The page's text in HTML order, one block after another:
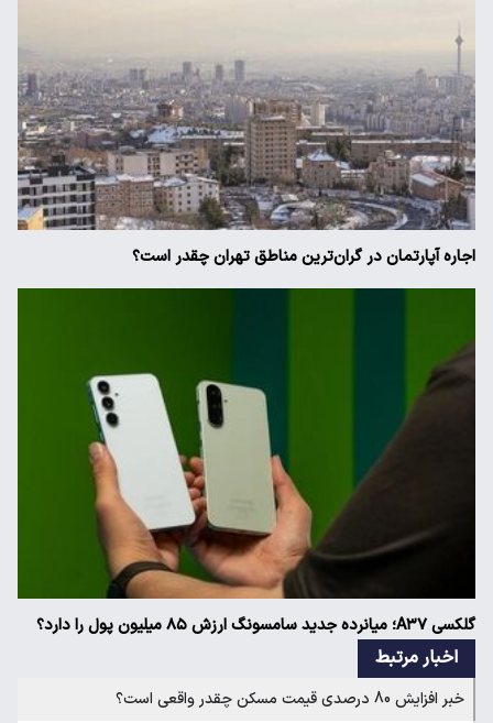
اجاره آپارتمان در گران‌ترین مناطق تهران چقدر است؟
گلکسی A۳۷؛ میانرده جدید سامسونگ ارزش ۸۵ میلیون پول را دارد؟
اخبار مرتبط
خبر افزایش 80 درصدی قیمت مسکن چقدر واقعی است؟